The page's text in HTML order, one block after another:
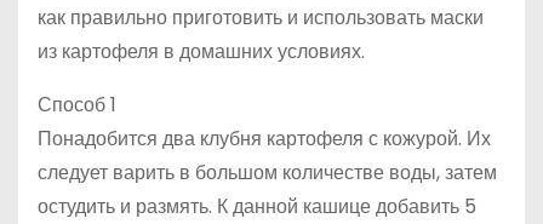
как правильно приготовить и использовать маски
из картофеля в домашних условиях.
Способ 1
Понадобится два клубня картофеля с кожурой. Их
следует варить в большом количестве воды, затем
остудить и размять. К данной кашице добавить 5